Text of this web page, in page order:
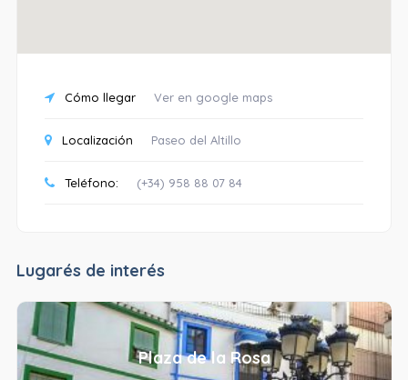
Cómo llegar Ver en google maps
Localización Paseo del Altillo
Teléfono: (+34) 958 88 07 84
Lugarés de interés
Plaza de la Rosa